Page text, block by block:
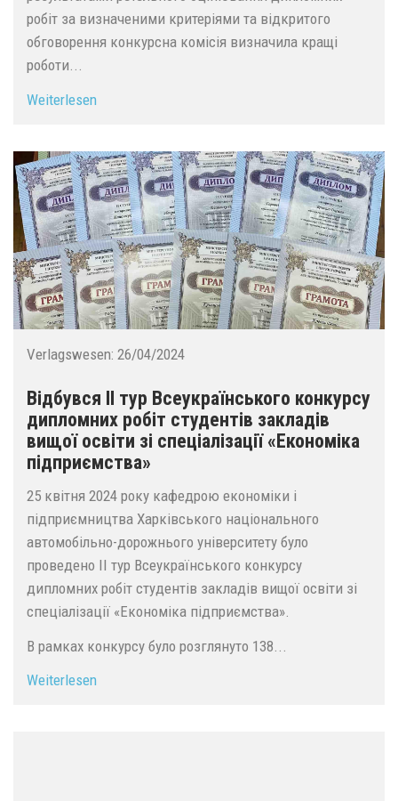
робіт за визначеними критеріями та відкритого
обговорення конкурсна комісія визначила кращі
роботи...
Weiterlesen
Verlagswesen: 26/04/2024
Відбувся ІІ тур Всеукраїнського конкурсу
дипломних робіт студентів закладів
вищої освіти зі спеціалізації «Економіка
підприємства»
25 квітня 2024 року кафедрою економіки і
підприємництва Харківського національного
автомобільно-дорожнього університету було
проведено ІІ тур Всеукраїнського конкурсу
дипломних робіт студентів закладів вищої освіти зі
спеціалізації «Економіка підприємства».
В рамках конкурсу було розглянуто 138...
Weiterlesen